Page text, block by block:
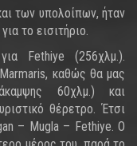
των υπολοίπων, ήταν
το εισιτήριο.
Fethiye (256χλμ.).
καθώς θα μας
60χλμ.) και
θέρετρο. Έτσι
– Mugla – Fethiye. Ο